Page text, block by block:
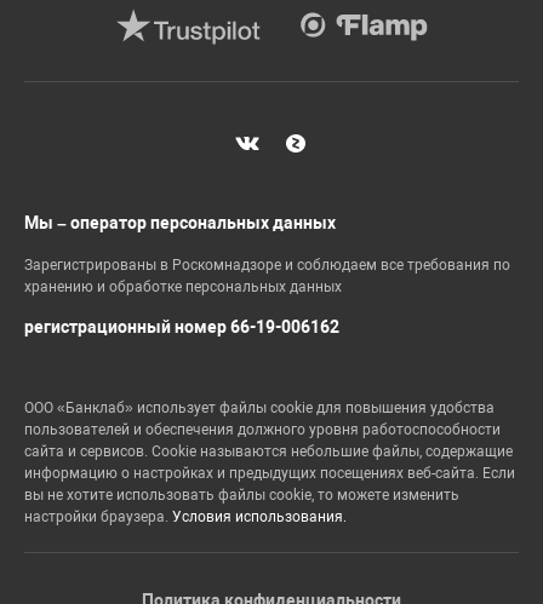
Мы – оператор персональных данных
Зарегистрированы в Роскомнадзоре и соблюдаем все требования по
хранению и обработке персональных данных
регистрационный номер 66-19-006162
ООО «Банклаб» использует файлы cookie для повышения удобства
пользователей и обеспечения должного уровня работоспособности
сайта и сервисов. Cookie называются небольшие файлы, содержащие
информацию о настройках и предыдущих посещениях веб-сайта. Если
вы не хотите использовать файлы cookie, то можете изменить
настройки браузера. Условия использования.